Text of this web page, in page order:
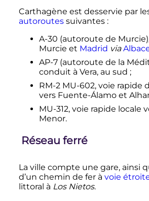
Carthagène est desservie par
autoroutessuivantes :
A-30 (autoroute de
Murcie et Madrid via
AP-7 (autoroute de la
conduit à Vera, au sud ;
RM-2 MU-602, voie rapide
vers Fuente-Álamo et
MU-312, voie rapide locale
Menor.
Réseau ferré
La ville compte une gare, ainsi
d’un chemin de fer à voie
littoral à Los Nietos.